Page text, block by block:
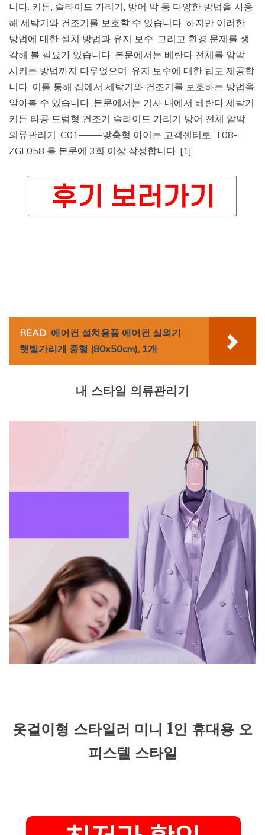
니다. 커튼, 슬라이드 가리기, 방어 막 등 다양한 방법을 사용
해 세탁기와 건조기를 보호할 수 있습니다. 하지만 이러한
방법에 대한 설치 방법과 유지 보수, 그리고 환경 문제를 생
각해 볼 필요가 있습니다. 본문에서는 베란다 전체를 암막
시키는 방법까지 다루었으며, 유지 보수에 대한 팁도 제공합
니다. 이를 통해 집에서 세탁기와 건조기를 보호하는 방법을
알아볼 수 있습니다. 본문에서는 기사 내에서 베란다 세탁기
커튼 타공 드럼형 건조기 슬라이드 가리기 방어 전체 암막
의류관리기, C01——–맞춤형 아이는 고객센터로, T08-
ZGL058 를 본문에 3회 이상 작성합니다. [1]
READ 에어컨 설치용품 에어컨 실외기
햇빛가리개 중형 (80x50cm), 1개
내 스타일 의류관리기
옷걸이형 스타일러 미니 1인 휴대용 오
피스텔 스타일